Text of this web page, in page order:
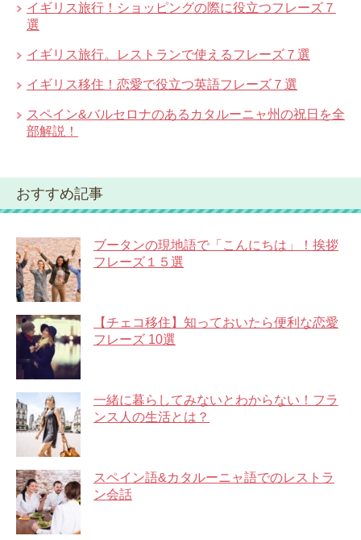
イギリス旅行！ショッピングの際に役立つフレーズ７
選
イギリス旅行。レストランで使えるフレーズ７選
イギリス移住！恋愛で役立つ英語フレーズ７選
スペイン&バルセロナのあるカタルーニャ州の祝日を全
部解説！
おすすめ記事
ブータンの現地語で「こんにちは」！挨拶
フレーズ１５選
【チェコ移住】知っておいたら便利な恋愛
フレーズ 10選
一緒に暮らしてみないとわからない！フラ
ンス人の生活とは？
スペイン語&カタルーニャ語でのレストラ
ン会話